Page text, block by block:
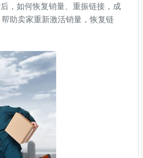
，如何恢复销量、重振链接，成
助卖家重新激活销量，恢复链